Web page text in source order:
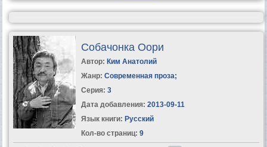
Собачонка Оори
Автор: Ким Анатолий
Жанр: Современная проза;
Серия: 3
Дата добавления: 2013-09-11
Язык книги: Русский
Кол-во страниц: 9